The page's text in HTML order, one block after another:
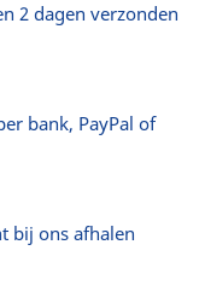
2 dagen verzonden
bank, PayPal of
bij ons afhalen